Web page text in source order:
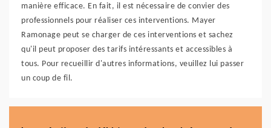
manière efficace. En fait, il est nécessaire de convier des
professionnels pour réaliser ces interventions. Mayer
Ramonage peut se charger de ces interventions et sachez
qu'il peut proposer des tarifs intéressants et accessibles à
tous. Pour recueillir d'autres informations, veuillez lui passer
un coup de fil.